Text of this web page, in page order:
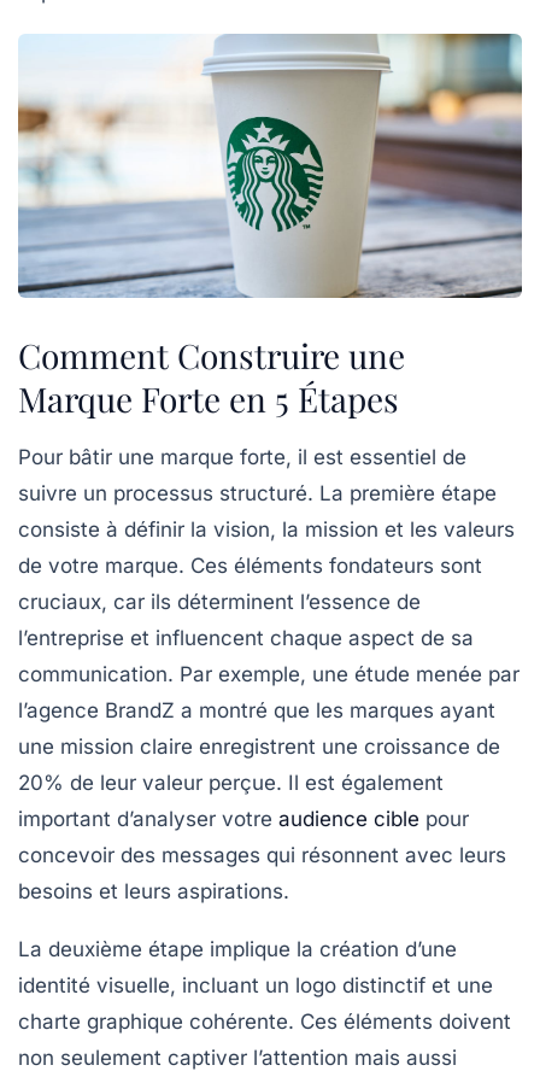
Comment Construire une
Marque Forte en 5 Étapes
Pour bâtir une marque forte, il est essentiel de
suivre un processus structuré. La première étape
consiste à définir la vision, la mission et les valeurs
de votre marque. Ces éléments fondateurs sont
cruciaux, car ils déterminent l’essence de
l’entreprise et influencent chaque aspect de sa
communication. Par exemple, une étude menée par
l’agence BrandZ a montré que les marques ayant
une mission claire enregistrent une croissance de
20% de leur valeur perçue. Il est également
important d’analyser votre audience cible pour
concevoir des messages qui résonnent avec leurs
besoins et leurs aspirations.
La deuxième étape implique la création d’une
identité visuelle, incluant un logo distinctif et une
charte graphique cohérente. Ces éléments doivent
non seulement captiver l’attention mais aussi